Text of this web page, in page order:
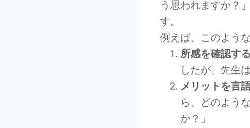
う思われますか？
す。
例えば、このよう
所感を確認する
したが、先生
メリットを言
ら、どのよう
か？」